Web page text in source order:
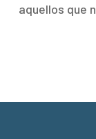
aquellos que